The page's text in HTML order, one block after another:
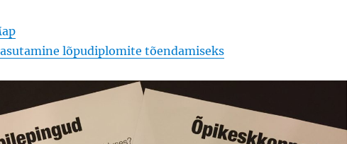
lõpudiplomite tõendamiseks